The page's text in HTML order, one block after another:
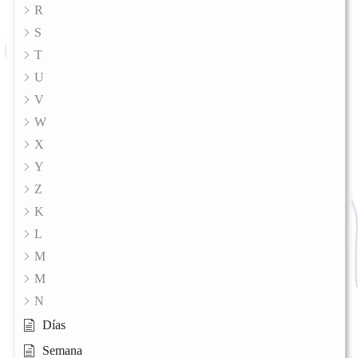
R
S
T
U
V
W
X
Y
Z
K
L
M
M
N
Días
Semana